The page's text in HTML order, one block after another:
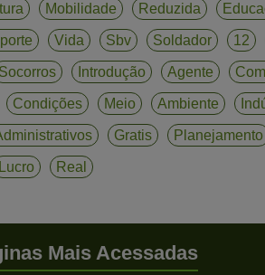
Mobilidade Reduzida
Vida Sbv Soldador 12
Socorros Introdução Agente
Condições Meio Ambiente
Gratis Planejamento
Lucro Real
Mais Acessadas